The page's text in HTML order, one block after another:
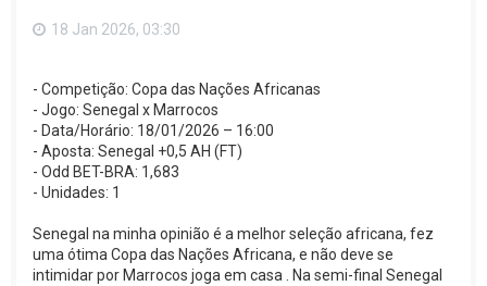
18 Jan 2026, 03:30
- Competição: Copa das Nações Africanas
- Jogo: Senegal x Marrocos
- Data/Horário: 18/01/2026 – 16:00
- Aposta: Senegal +0,5 AH (FT)
- Odd BET-BRA: 1,683
- Unidades: 1
Senegal na minha opinião é a melhor seleção africana, fez
uma ótima Copa das Nações Africana, e não deve se
intimidar por Marrocos joga em casa . Na semi-final Senegal